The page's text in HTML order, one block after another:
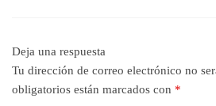
Deja una respuesta
Tu dirección de correo electrónico no
obligatorios están marcados con *